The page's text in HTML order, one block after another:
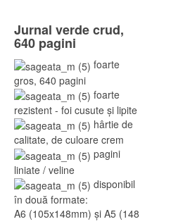
Jurnal verde crud,
640 pagini
foarte
gros, 640 pagini
foarte
rezistent - foi cusute și lipite
hârtie de
calitate, de culoare crem
pagini
liniate / veline
disponibil
în două formate:
A6 (105x148mm) și A5 (148